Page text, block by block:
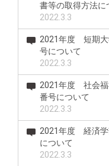
書等の取得方法に
2022.3.3
2021年度 短期大
号について
2022.3.3
2021年度 社会福
番号について
2022.3.3
2021年度 経済学
について
2022.3.3